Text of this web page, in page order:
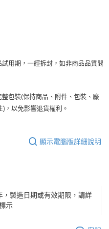
用期，一經拆封，如非商品品質問
包裝(保持商品、附件、包裝、廠
，以免影響退貨權利。
顯示電腦版詳細說明
，製造日期或有效期限，請詳
示